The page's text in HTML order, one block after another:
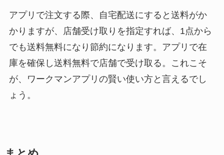
アプリで注文する際、自宅配送にすると送料がか
かりますが、店舗受け取りを指定すれば、1点から
でも送料無料になり節約になります。アプリで在
庫を確保し送料無料で店舗で受け取る。これこそ
が、ワークマンアプリの賢い使い方と言えるでし
ょう。